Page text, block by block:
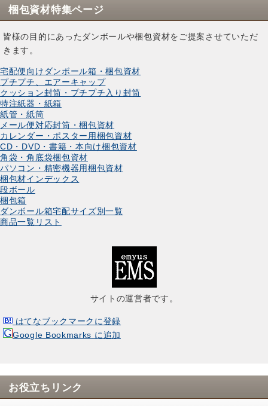
梱包資材特集ページ
皆様の目的にあったダンボールや梱包資材をご提案させていただ
きます。
宅配便向けダンボール箱・梱包資材
プチプチ、エアーキャップ
クッション封筒・プチプチ入り封筒
特注紙器・紙箱
紙管・紙筒
メール便対応封筒・梱包資材
カレンダー・ポスター用梱包資材
CD・DVD・書籍・本向け梱包資材
角袋・角底袋梱包資材
パソコン・精密機器用梱包資材
梱包材インデックス
段ボール
梱包箱
ダンボール箱宅配サイズ別一覧
商品一覧リスト
サイトの運営者です。
はてなブックマークに登録
Google Bookmarks に追加
お役立ちリンク